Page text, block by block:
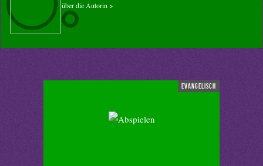
über die Autorin >
evangelisch